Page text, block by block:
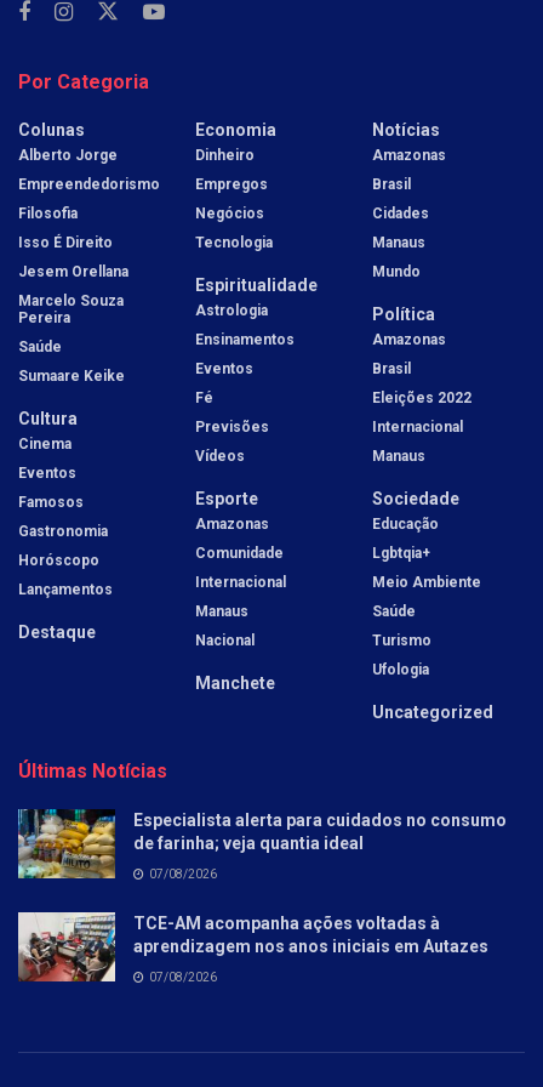
Por Categoria
Colunas
Alberto Jorge
Empreendedorismo
Filosofia
Isso É Direito
Jesem Orellana
Marcelo Souza
Pereira
Saúde
Sumaare Keike
Cultura
Cinema
Eventos
Famosos
Gastronomia
Horóscopo
Lançamentos
Destaque
Economia
Dinheiro
Empregos
Negócios
Tecnologia
Espiritualidade
Astrologia
Ensinamentos
Eventos
Fé
Previsões
Vídeos
Esporte
Amazonas
Comunidade
Internacional
Manaus
Nacional
Manchete
Notícias
Amazonas
Brasil
Cidades
Manaus
Mundo
Política
Amazonas
Brasil
Eleições 2022
Internacional
Manaus
Sociedade
Educação
Lgbtqia+
Meio Ambiente
Saúde
Turismo
Ufologia
Uncategorized
Últimas Notícias
Especialista alerta para cuidados no consumo
de farinha; veja quantia ideal
07/08/2026
TCE-AM acompanha ações voltadas à
aprendizagem nos anos iniciais em Autazes
07/08/2026